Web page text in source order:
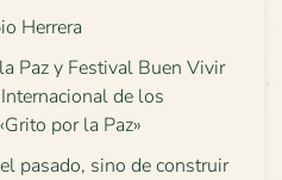
Herrera
Paz y Festival Buen Vivir
de los
por la Paz»
pasado, sino de construir